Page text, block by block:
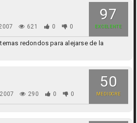
97
EXCELENTE
621 0 0
redondos para alejarse de la
50
MEDIOCRE
290 0 0